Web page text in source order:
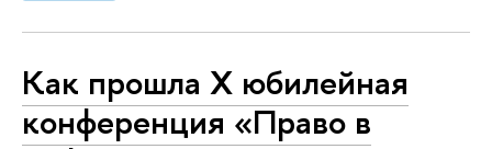
Как прошла X юбилейная
конференция «Право в